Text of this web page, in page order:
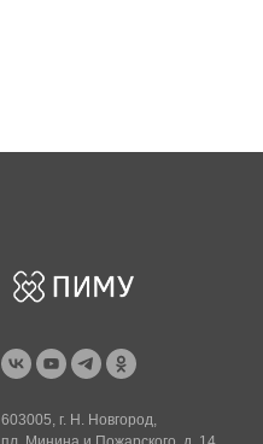
603005, г. Н. Новгород,